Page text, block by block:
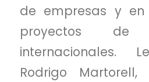
de empresas y
proyectos de
internacionales.
Rodrigo